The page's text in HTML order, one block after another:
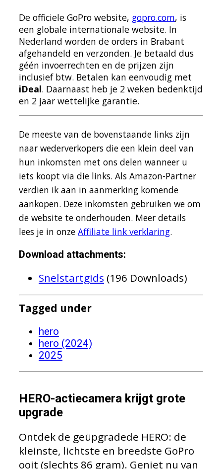
De officiele GoPro website, gopro.com, is
een globale internationale website. In
Nederland worden de orders in Brabant
afgehandeld en verzonden. Je betaald dus
géén invoerrechten en de prijzen zijn
inclusief btw. Betalen kan eenvoudig met
iDeal. Daarnaast heb je 2 weken bedenktijd
en 2 jaar wettelijke garantie.
De meeste van de bovenstaande links zijn
naar wederverkopers die een klein deel van
hun inkomsten met ons delen wanneer u
iets koopt via die links. Als Amazon-Partner
verdien ik aan in aanmerking komende
aankopen. Deze inkomsten gebruiken we om
de website te onderhouden. Meer details
lees je in onze Affiliate link verklaring.
Download attachments:
Snelstartgids (196 Downloads)
Tagged under
hero
hero (2024)
2025
HERO-actiecamera krijgt grote
upgrade
Ontdek de geüpgradede HERO: de
kleinste, lichtste en breedste GoPro
ooit (slechts 86 gram). Geniet nu van